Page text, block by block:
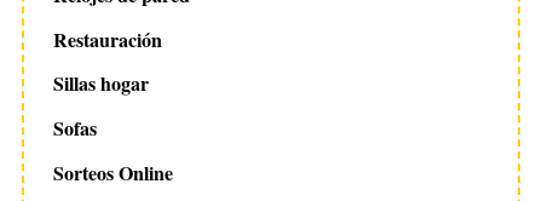
Restauración
Sillas hogar
Sofas
Sorteos Online